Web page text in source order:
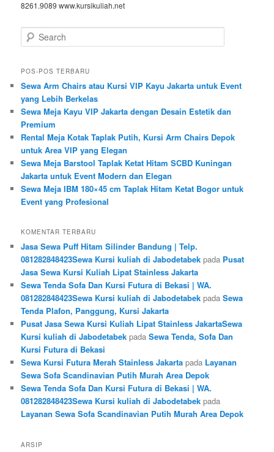
8261.9089 www.kursikuliah.net
Search
POS-POS TERBARU
Sewa Arm Chairs atau Kursi VIP Kayu Jakarta untuk Event
yang Lebih Berkelas
Sewa Meja Kayu VIP Jakarta dengan Desain Estetik dan
Premium
Rental Meja Kotak Taplak Putih, Kursi Arm Chairs Depok
untuk Area VIP yang Elegan
Sewa Meja Barstool Taplak Ketat Hitam SCBD Kuningan
Jakarta untuk Event Modern dan Elegan
Sewa Meja IBM 180×45 cm Taplak Hitam Ketat Bogor untuk
Event yang Profesional
KOMENTAR TERBARU
Jasa Sewa Puff Hitam Silinder Bandung | Telp.
081282848423Sewa Kursi kuliah di Jabodetabek pada Pusat
Jasa Sewa Kursi Kuliah Lipat Stainless Jakarta
Sewa Tenda Sofa Dan Kursi Futura di Bekasi | WA.
081282848423Sewa Kursi kuliah di Jabodetabek padaSewa
Tenda Plafon, Panggung, Kursi Jakarta
Pusat Jasa Sewa Kursi Kuliah Lipat Stainless JakartaSewa
Kursi kuliah di Jabodetabek padaSewa Tenda, Sofa Dan
Kursi Futura di Bekasi
Sewa Kursi Futura Merah Stainless Jakarta pada Layanan
Sewa Sofa Scandinavian Putih Murah Area Depok
Sewa Tenda Sofa Dan Kursi Futura di Bekasi | WA.
081282848423Sewa Kursi kuliah di Jabodetabek pada
Layanan Sewa Sofa Scandinavian Putih Murah Area Depok
ARSIP